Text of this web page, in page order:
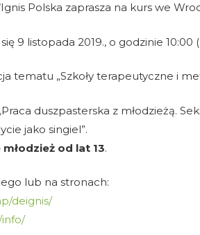
Polska zaprasza na kurs we
9 listopada 2019., o godzinie 10:00
tematu „Szkoły terapeutyczne i
duszpasterska z młodzieżą.
jako singiel”.
od lat 13.
lub na stronach:
deignis/
info/